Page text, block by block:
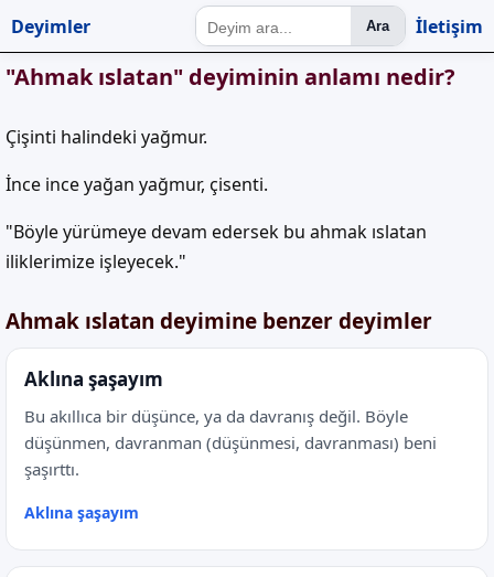
Deyimler Ara İletişim
"Ahmak ıslatan" deyiminin anlamı nedir?
Çişinti halindeki yağmur.
İnce ince yağan yağmur, çisenti.
"Böyle yürümeye devam edersek bu ahmak ıslatan
iliklerimize işleyecek."
Ahmak ıslatan deyimine benzer deyimler
Aklına şaşayım
Bu akıllıca bir düşünce, ya da davranış değil. Böyle
düşünmen, davranman (düşünmesi, davranması) beni
şaşırttı.
Aklına şaşayım